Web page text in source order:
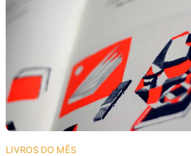
Clube de Leitores
Como ler?
Na escola
LIVROS DO MÊS